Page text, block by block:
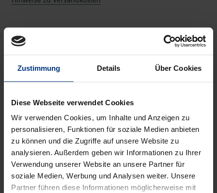
Zustimmung Details Über Cookies
Diese Webseite verwendet Cookies
Wir verwenden Cookies, um Inhalte und Anzeigen zu
personalisieren, Funktionen für soziale Medien anbieten
zu können und die Zugriffe auf unsere Website zu
analysieren. Außerdem geben wir Informationen zu Ihrer
Verwendung unserer Website an unsere Partner für
soziale Medien, Werbung und Analysen weiter. Unsere
Partner führen diese Informationen möglicherweise mit
Beschreibung
Unionists part ways when it comes to the practical
permits. To some union members, undocumented
migrant workers ought to be included in the bonds
of union solidarity by virtue of being workers. To
others, undocumented migrant workers are
primarily illegal and unfair competitors undermining
existing institutions of solidarity. In this
controversial context, six union centers for